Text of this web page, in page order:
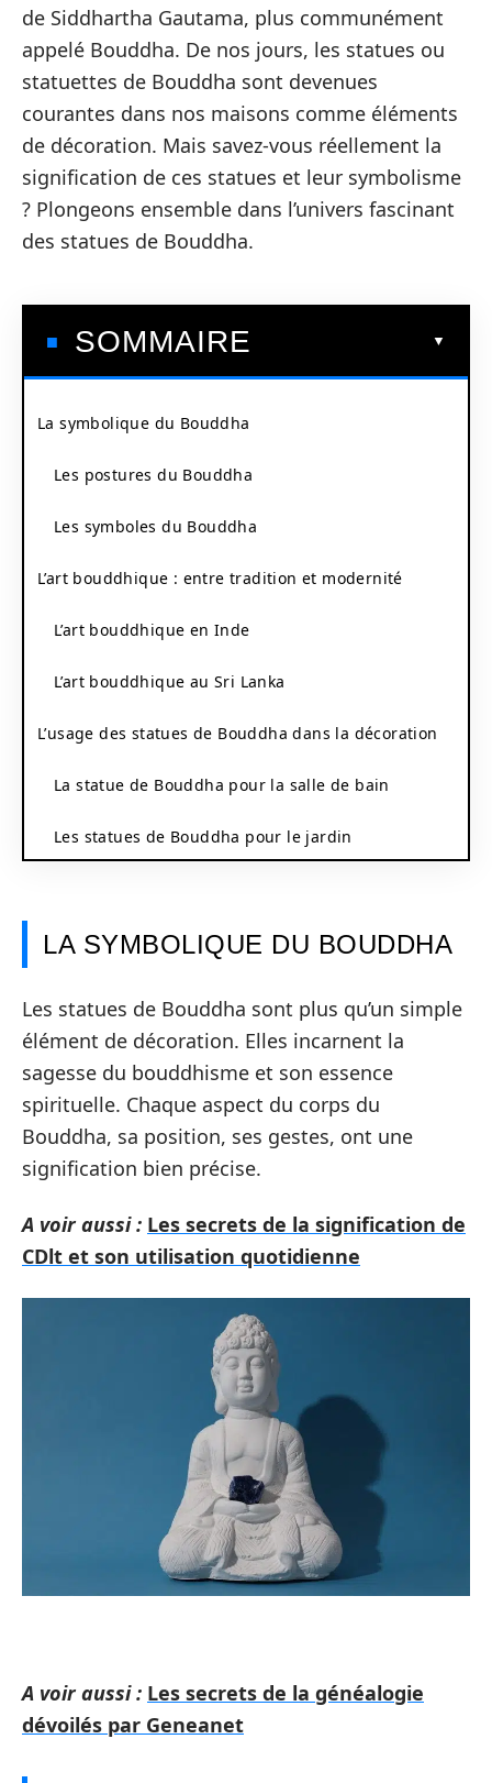
de Siddhartha Gautama, plus communément
appelé Bouddha. De nos jours, les statues ou
statuettes de Bouddha sont devenues
courantes dans nos maisons comme éléments
de décoration. Mais savez-vous réellement la
signification de ces statues et leur symbolisme
? Plongeons ensemble dans l’univers fascinant
des statues de Bouddha.
SOMMAIRE
La symbolique du Bouddha
Les postures du Bouddha
Les symboles du Bouddha
L’art bouddhique : entre tradition et modernité
L’art bouddhique en Inde
L’art bouddhique au Sri Lanka
L’usage des statues de Bouddha dans la décoration
La statue de Bouddha pour la salle de bain
Les statues de Bouddha pour le jardin
LA SYMBOLIQUE DU BOUDDHA
Les statues de Bouddha sont plus qu’un simple
élément de décoration. Elles incarnent la
sagesse du bouddhisme et son essence
spirituelle. Chaque aspect du corps du
Bouddha, sa position, ses gestes, ont une
signification bien précise.
A voir aussi : Les secrets de la signification de
CDlt et son utilisation quotidienne
A voir aussi : Les secrets de la généalogie
dévoilés par Geneanet